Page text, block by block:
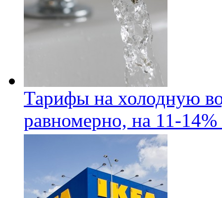
Тарифы на холодную
равномерно, на 11-14%